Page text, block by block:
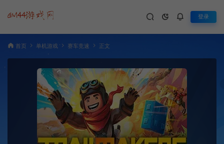
登录
首页 单机游戏 赛车竞速 正文